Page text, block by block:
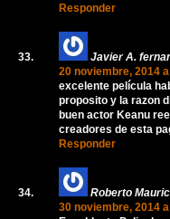
Responder
Javier A.
20 noviembre, 2014
excelente película
proposito y la razon
buen actor Keanu
creadores de esta
Responder
Roberto
30 noviembre, 2014